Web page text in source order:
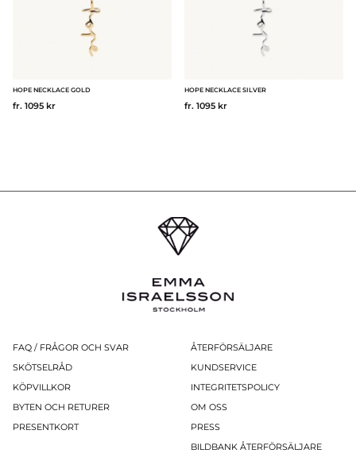
HOPE NECKLACE GOLD
fr. 1095 kr
HOPE NECKLACE SILVER
fr. 1095 kr
FAQ / FRÅGOR OCH SVAR
SKÖTSELRÅD
KÖPVILLKOR
BYTEN OCH RETURER
PRESENTKORT
ÅTERFÖRSÄLJARE
KUNDSERVICE
INTEGRITETSPOLICY
OM OSS
PRESS
BILDBANK ÅTERFÖRSÄLJARE